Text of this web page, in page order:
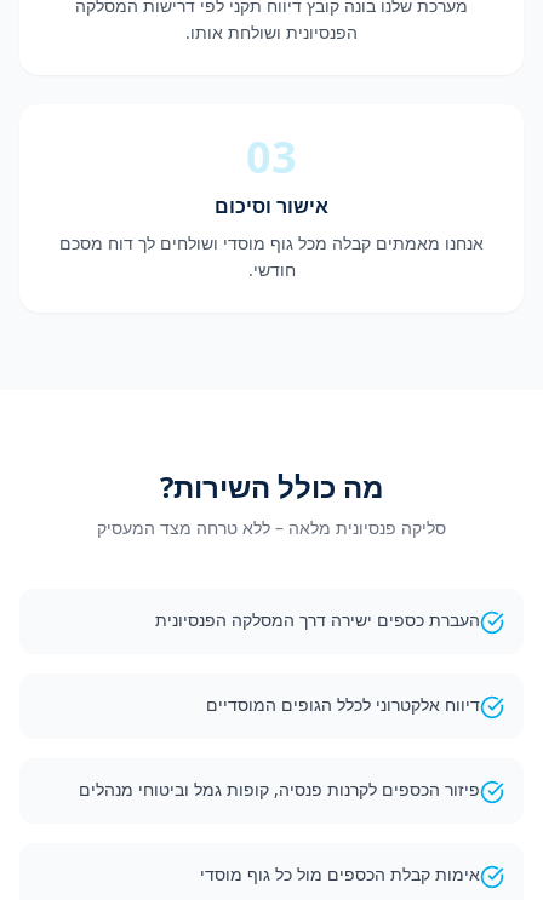
מערכת שלנו בונה קובץ דיווח תקני לפי דרישות המסלקה
הפנסיונית ושולחת אותו.
03
אישור וסיכום
אנחנו מאמתים קבלה מכל גוף מוסדי ושולחים לך דוח מסכם
חודשי.
מה כולל השירות?
סליקה פנסיונית מלאה – ללא טרחה מצד המעסיק
העברת כספים ישירה דרך המסלקה הפנסיונית
דיווח אלקטרוני לכלל הגופים המוסדיים
פיזור הכספים לקרנות פנסיה, קופות גמל וביטוחי מנהלים
אימות קבלת הכספים מול כל גוף מוסדי